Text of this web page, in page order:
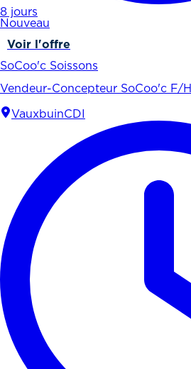
8 jours
Nouveau
Voir l'offre
SoCoo'c Soissons
Vendeur-Concepteur SoCoo'c F/H
VauxbuinCDI